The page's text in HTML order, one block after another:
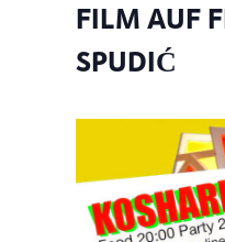
FILM AUF
SPUDIĆ